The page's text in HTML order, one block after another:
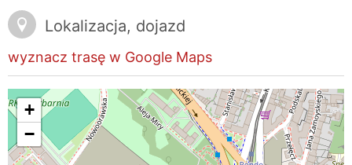
Lokalizacja, dojazd
wyznacz trasę w Google Maps
+
−